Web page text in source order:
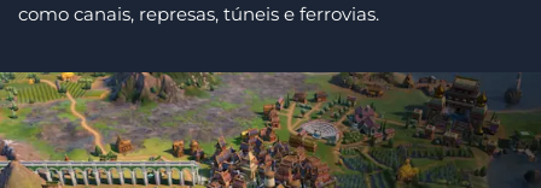
como canais, represas, túneis e ferrovias.